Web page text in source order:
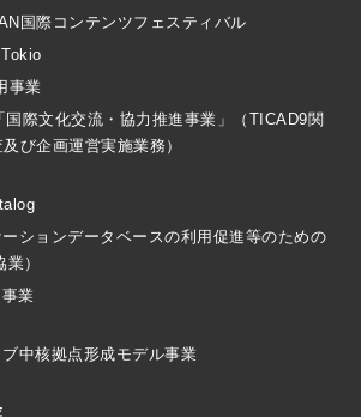
国際コンテンツフェスティバル
事業
国際文化交流・協力推進事業」（TICAD9関
び企画運営実施業務）
ーションデータベースの利用促進等のための
）
業
中核拠点形成モデル事業